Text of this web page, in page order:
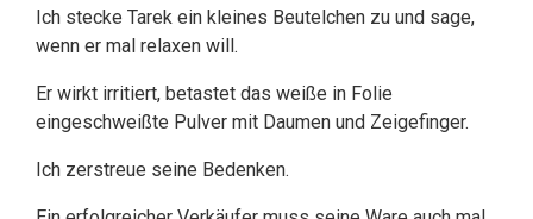
Ich stecke Tarek ein kleines Beutelchen zu und sage,
wenn er mal relaxen will.
Er wirkt irritiert, betastet das weiße in Folie
eingeschweißte Pulver mit Daumen und Zeigefinger.
Ich zerstreue seine Bedenken.